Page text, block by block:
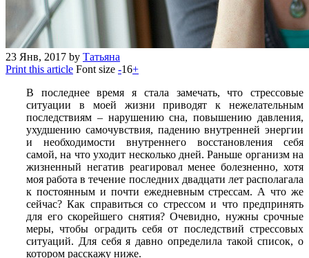
23 Янв, 2017 by Татьяна
Print this article Font size -16+
В последнее время я стала замечать, что стрессовые
ситуации в моей жизни приводят к нежелательным
последствиям – нарушению сна, повышению давления,
ухудшению самочувствия, падению внутренней энергии
и необходимости внутреннего восстановления себя
самой, на что уходит несколько дней. Раньше организм на
жизненный негатив реагировал менее болезненно, хотя
моя работа в течение последних двадцати лет располагала
к постоянным и почти ежедневным стрессам. А что же
сейчас? Как справиться со стрессом и что предпринять
для его скорейшего снятия? Очевидно, нужны срочные
меры, чтобы оградить себя от последствий стрессовых
ситуаций. Для себя я давно определила такой список, о
котором расскажу ниже.